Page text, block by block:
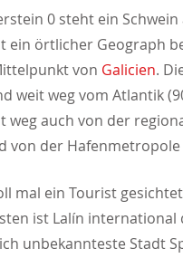
0 steht ein Schwein
ein örtlicher Geograph
von Galicien.
weit weg vom Atlantik
weg auch von der
von der Hafenmetropole
mal ein Tourist
ist Lalín international
unbekannteste Stadt